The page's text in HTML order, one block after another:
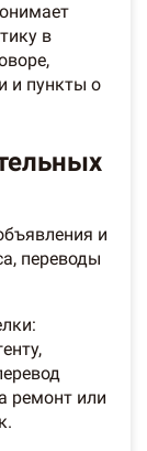
в
и пункты о
и
переводы
ремонт или